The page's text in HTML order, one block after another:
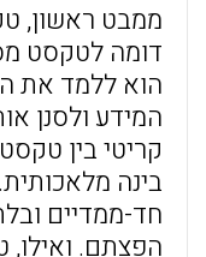
ממבט ראשון,
דומה לטקסט
הוא ללמד את
המידע ולסנן
קריטי בין
בינה
חד-ממדיים
הפצתם. ואילו,